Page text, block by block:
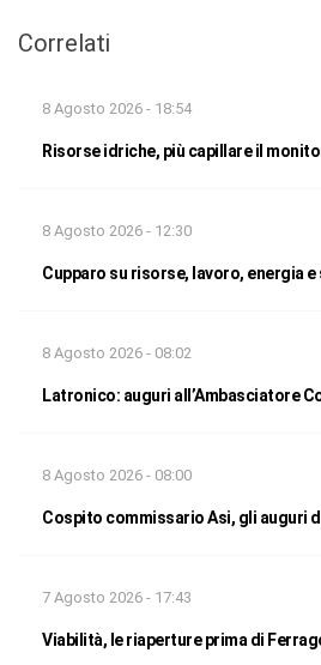
Correlati
8 Agosto 2026 - 18:54
Risorse idriche, più capillare il
8 Agosto 2026 - 12:30
Cupparo su risorse, lavoro, energia e
8 Agosto 2026 - 08:02
Latronico: auguri all’Ambasciatore
8 Agosto 2026 - 08:00
Cospito commissario Asi, gli auguri
7 Agosto 2026 - 17:43
Viabilità, le riaperture prima di